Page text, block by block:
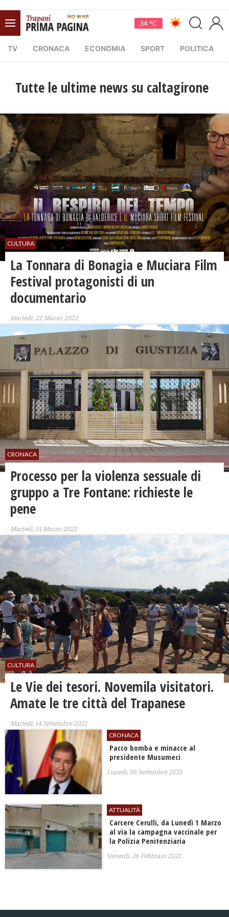
34 °C
TV CRONACA ECONOMIA SPORT POLITICA
Tutte le ultime news su caltagirone
CULTURA
La Tonnara di Bonagia e Muciara Film
Festival protagonisti di un
documentario
Martedì, 22 Marzo 2022
CRONACA
Processo per la violenza sessuale di
gruppo a Tre Fontane: richieste le
pene
Martedì, 01 Marzo 2022
CULTURA
Le Vie dei tesori. Novemila visitatori.
Amate le tre città del Trapanese
Martedì, 14 Settembre 2021
CRONACA
Pacco bomba e minacce al
presidente Musumeci
Lunedì, 06 Settembre 2021
ATTUALITÀ
Carcere Cerulli, da Lunedì 1 Marzo
al via la campagna vaccinale per
la Polizia Penitenziaria
Venerdì, 26 Febbraio 2021